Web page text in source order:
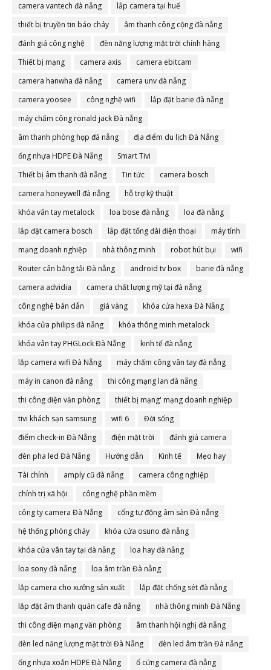
camera vantech đà nẵng
lắp camera tại huế
thiết bị truyền tin báo cháy
âm thanh công cộng đà nẵng
đánh giá công nghệ
đèn năng lượng mặt trời chính hãng
Thiết bị mạng
camera axis
camera ebitcam
camera hanwha đà nẵng
camera unv đà nẵng
camera yoosee
công nghệ wifi
lắp đặt barie đà nẵng
máy chấm công ronald jack Đà nẵng
âm thanh phòng họp đà nẵng
địa điểm du lịch Đà Nẵng
ống nhựa HDPE Đà Nẵng
Smart Tivi
Thiết bị âm thanh đà nẵng
Tin tức
camera bosch
camera honeywell đà nẵng
hỗ trợ kỹ thuật
khóa vân tay metalock
loa bose đà nẵng
loa đà nẵng
lắp đặt camera bosch
lắp đặt tổng đài điện thoại
máy tính
mạng doanh nghiệp
nhà thông minh robot hút bụi
wifi
Router cân bằng tải Đà nẵng
android tv box
barie đà nẵng
camera advidia
camera chất lượng mỹ tại đà nẵng
công nghệ bán dẫn
giá vàng
khóa cửa hexa Đà Nẵng
khóa cửa philips đà nẵng
khóa thông minh metalock
khóa vân tay PHGLock Đà Nẵng
kinh tế đà nẵng
lắp camera wifi Đà Nẵng
máy chấm công vân tay đà nẵng
máy in canon đà nẵng
thi công mạng lan đà nẵng
thi công điện văn phòng
thiết bị mạng' mạng doanh nghiệp
tivi khách sạn samsung
wifi 6
Đời sống
điểm check-in Đà Nẵng
điện mặt trời
đánh giá camera
đèn pha led Đà Nẵng
Hướng dẫn Kinh tế
Mẹo hay
Tài chính
amply cũ đà nẵng
camera công nghiệp
chính trị xã hội
công nghệ phần mềm
công ty camera Đà Nẵng
cổng tự động âm sàn Đà nẵng
hệ thống phòng cháy
khóa cửa osuno đà nẵng
khóa cửa vân tay tại đà nẵng
loa hay đà nẵng
loa sony đà nẵng
loa âm trần Đà nẵng
lắp camera cho xưởng sản xuất
lắp đặt chống sét đà nẵng
lắp đặt âm thanh quán cafe đà nẵng
nhà thông minh Đà Nẵng
thi công điện mạng văn phòng
âm thanh hội nghị đà nẵng
đèn led năng lượng mặt trời Đà Nẵng
đèn led âm trần Đà nẵng
ống nhựa xoắn HDPE Đà Nẵng
ổ cứng camera đà nẵng